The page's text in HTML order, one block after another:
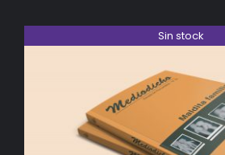
Sin stock
DETALLES